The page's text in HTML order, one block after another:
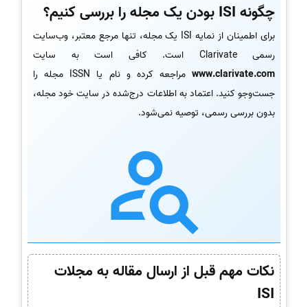
چگونه ISI بودن یک مجله را بررسی کنیم؟
برای اطمینان از نمایه ISI یک مجله، تنها مرجع معتبر، وب‌سایت
رسمی Clarivate است. کافی است به سایت
www.clarivate.com
مراجعه کرده و نام یا ISSN مجله را
جست‌وجو کنید. اعتماد به اطلاعات درج‌شده در سایت خود مجله،
بدون بررسی رسمی، توصیه نمی‌شود.
نکات مهم قبل از ارسال مقاله به مجلات
ISI